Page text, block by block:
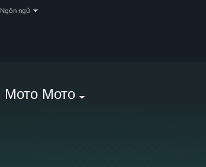
Ngôn ngữ
Мото Мото